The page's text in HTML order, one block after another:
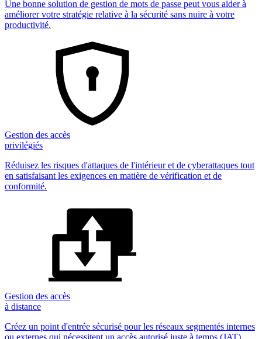
Une bonne solution de gestion de mots de passe peut vous aider à
améliorer votre stratégie relative à la sécurité sans nuire à votre
productivité.
Gestion des accès
privilégiés
Réduisez les risques d'attaques de l'intérieur et de cyberattaques tout
en satisfaisant les exigences en matière de vérification et de
conformité.
Gestion des accès
à distance
Créez un point d'entrée sécurisé pour les réseaux segmentés internes
ou externes qui nécessitent un accès autorisé juste à temps (JAT).